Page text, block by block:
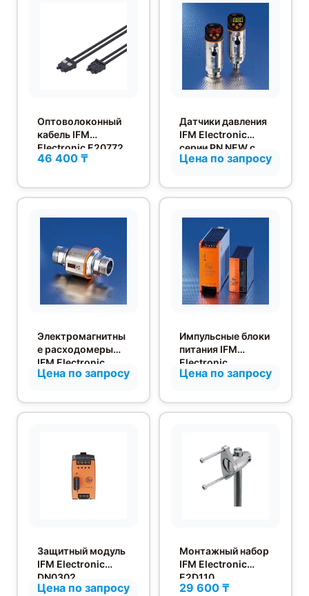
Оптоволоконный
кабель IFM
Electronic E20772
46 400 ₸
Датчики давления
IFM Electronic
серии PN NEW с
релейным
Цена по запросу
Электромагнитны
е расходомеры
IFM Electronic
SM2000
Цена по запросу
Импульсные блоки
питания IFM
Electronic
однофазные, 12 и
Цена по запросу
Защитный модуль
IFM Electronic
DN0302
Цена по запросу
Монтажный набор
IFM Electronic
E2D110
29 600 ₸